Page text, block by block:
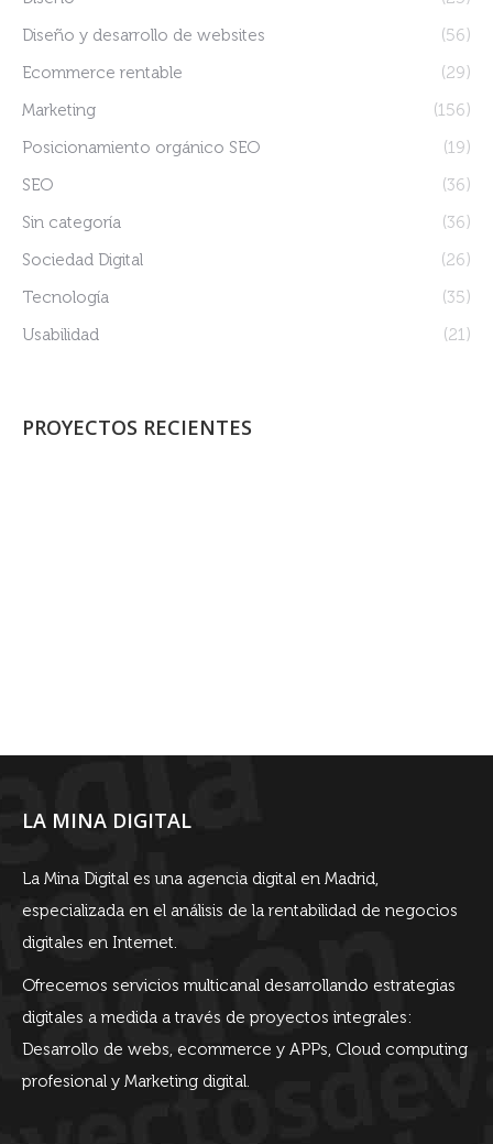
Diseño y desarrollo de websites
(56)
Ecommerce rentable
(29)
Marketing
(156)
Posicionamiento orgánico SEO
(19)
SEO
(36)
Sin categoría
(36)
Sociedad Digital
(26)
Tecnología
(35)
Usabilidad
(21)
PROYECTOS RECIENTES
LA MINA DIGITAL
La Mina Digital es una agencia digital en Madrid,
especializada en el análisis de la rentabilidad de negocios
digitales en Internet.
Ofrecemos servicios multicanal desarrollando estrategias
digitales a medida a través de proyectos integrales:
Desarrollo de webs, ecommerce y APPs, Cloud computing
profesional y Marketing digital.